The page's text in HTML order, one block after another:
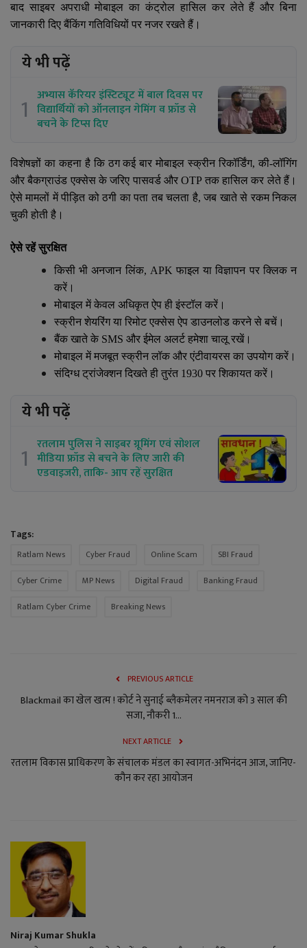
बाद साइबर अपराधी मोबाइल का कंट्रोल हासिल कर लेते हैं और बिना
जानकारी दिए बैंकिंग गतिविधियों पर नजर रखते हैं।
ये भी पढ़ें
1 अभ्यास कॅरियर इंस्टिट्यूट में बाल दिवस पर
विद्यार्थियों को ऑनलाइन गेमिंग व फ्रॉड से
बचने के टिप्स दिए
विशेषज्ञों का कहना है कि ठग कई बार मोबाइल स्क्रीन रिकॉर्डिंग,की-लॉगिंग
और बैकग्राउंड एक्सेस के जरिए पासवर्ड औरOTP तक हासिल कर लेते हैं।
ऐसे मामलों में पीड़ित को ठगी का पता तब चलता है,जब खाते से रकम निकल
चुकी होती है।
ऐसे रहें सुरक्षित
किसी भी अनजान लिंक, APKफाइल या विज्ञापन पर क्लिक न
करें।
मोबाइल में केवल अधिकृत ऐप ही इंस्टॉल करें।
स्क्रीन शेयरिंग या रिमोट एक्सेस ऐप डाउनलोड करने से बचें।
बैंक खाते के SMS और ईमेल अलर्ट हमेशा चालू रखें।
मोबाइल में मजबूत स्क्रीन लॉक और एंटीवायरस का उपयोग करें।
संदिग्ध ट्रांजेक्शन दिखते ही तुरंत 1930 पर शिकायत करें।
ये भी पढ़ें
1 रतलाम पुलिस ने साइबर ग्रूमिंग एवं सोशल
मीडिया फ्रॉड से बचने के लिए जारी की
एडवाइजरी, ताकि- आप रहें सुरक्षित
Tags:
Ratlam News Cyber Fraud Online Scam
SBI Fraud
Cyber Crime
MP News Digital Fraud
Banking Fraud
Ratlam Cyber Crime
Breaking News
PREVIOUS ARTICLE
Blackmail का खेल खत्म ! कोर्ट ने सुनाई ब्लैकमेलर नमनराज को 3 साल की
सजा, नौकरी 1...
NEXT ARTICLE
रतलाम विकास प्राधिकरण के संचालक मंडल का स्वागत-अभिनंदन आज, जानिए-
कौन कर रहा आयोजन
Niraj Kumar Shukla